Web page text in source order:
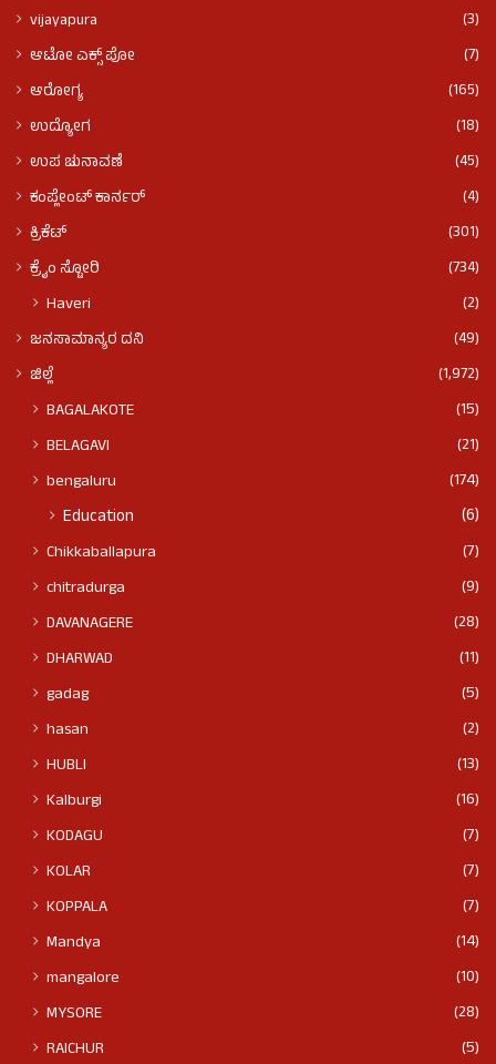
vijayapura
(3)
ಆಟೋ ಎಕ್ಸ್ ಪೋ
(7)
ಆರೋಗ್ಯ
(165)
ಉದ್ಯೋಗ
(18)
ಉಪ ಚುನಾವಣೆ
(45)
ಕಂಪ್ಲೇಂಟ್ ಕಾರ್ನರ್
(4)
ಕ್ರಿಕೆಟ್
(301)
ಕ್ರೈಂ ಸ್ಟೋರಿ
(734)
Haveri (2)
ಜನಸಾಮಾನ್ಯರ ದನಿ
(49)
ಜಿಲ್ಲೆ
(1,972)
BAGALAKOTE
(15)
BELAGAVI
(21)
bengaluru
(174)
Education (6)
Chikkaballapura
(7)
chitradurga
(9)
DAVANAGERE
(28)
DHARWAD
(11)
gadag
(5)
hasan
(2)
HUBLI
(13)
Kalburgi
(16)
KODAGU
(7)
KOLAR
(7)
KOPPALA
(7)
Mandya
(14)
mangalore
(10)
MYSORE
(28)
RAICHUR
(5)